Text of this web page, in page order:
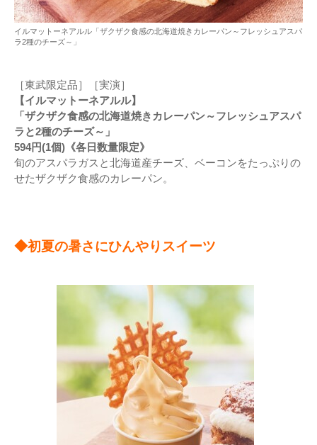
イルマットーネアルル「ザクザク食感の北海道焼きカレーパン～フレッシュアスパ
ラ2種のチーズ～」
［東武限定品］［実演］
【イルマットーネアルル】
「ザクザク食感の北海道焼きカレーパン～フレッシュアスパ
ラと2種のチーズ～」
594円(1個)《各日数量限定》
旬のアスパラガスと北海道産チーズ、ベーコンをたっぷりの
せたザクザク食感のカレーパン。
◆初夏の暑さにひんやりスイーツ